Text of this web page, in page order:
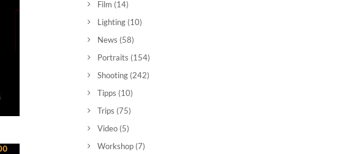
Film (14)
Lighting (10)
News (58)
Portraits (154)
Shooting (242)
Tipps (10)
Trips (75)
Video (5)
Workshop (7)